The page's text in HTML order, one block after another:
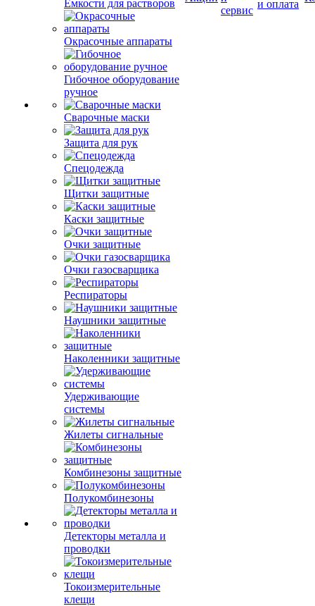
Емкости для растворов
Окрасочные аппараты
Гибочное оборудование
ручное
Сварочные маски
Защита для рук
Спецодежда
Щитки защитные
Каски защитные
Очки защитные
Очки газосварщика
Респираторы
Наушники защитные
Наколенники защитные
Удерживающие
системы
Жилеты сигнальные
Комбинезоны защитные
Полукомбинезоны
Детекторы металла и
проводки
Токоизмерительные
клещи
сервис
и оплата